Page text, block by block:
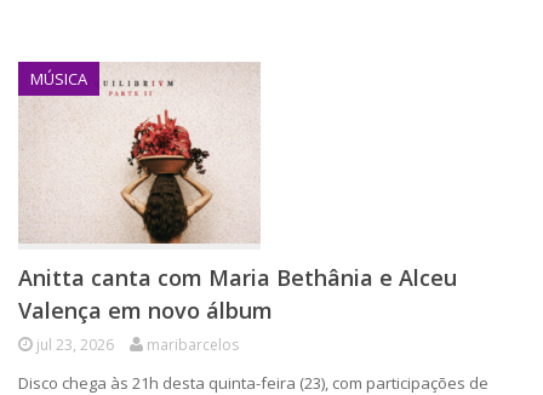
MÚSICA
Anitta canta com Maria Bethânia e Alceu
Valença em novo álbum
jul 23, 2026 maribarcelos
Disco chega às 21h desta quinta-feira (23), com participações de